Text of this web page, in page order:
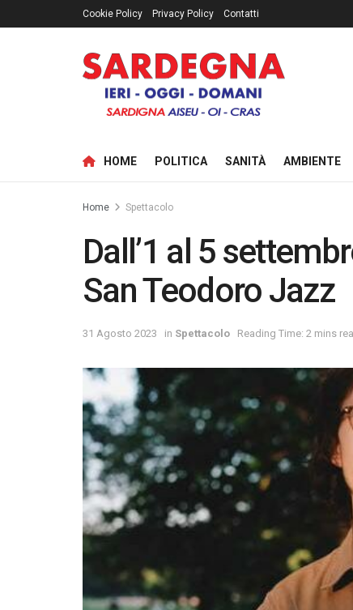
Cookie Policy Privacy Policy Contatti
HOME POLITICA SANITÀ AMBIENTE
Home Spettacolo
Dall’1 al 5
San Teodoro Jazz
31 Agosto 2023 in Spettacolo Reading Time: 2 mins